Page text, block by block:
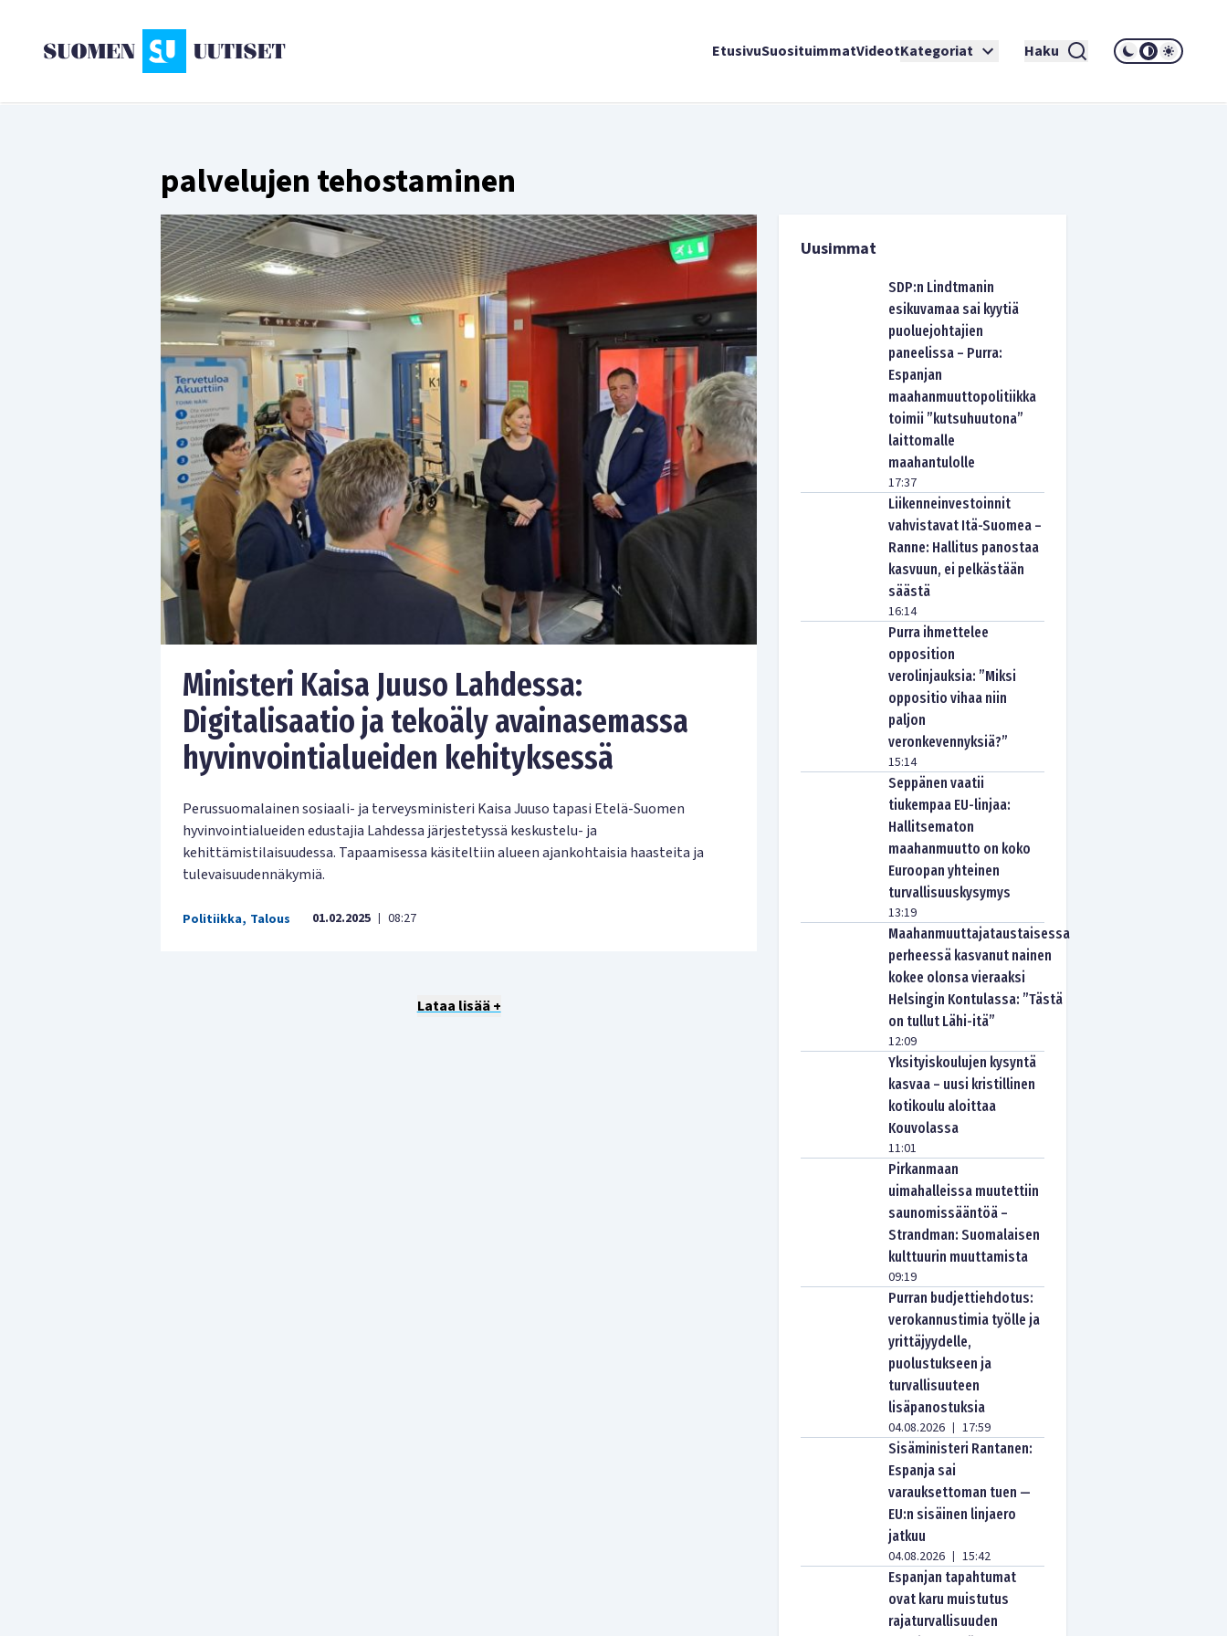
EtusivuSuosituimmatVideotKategoriat Haku
palvelujen tehostaminen
Ministeri Kaisa Juuso Lahdessa:
Digitalisaatio ja tekoäly avainasemassa
hyvinvointialueiden kehityksessä
Perussuomalainen sosiaali- ja terveysministeri Kaisa Juuso tapasi Etelä-Suomen
hyvinvointialueiden edustajia Lahdessa järjestetyssä keskustelu- ja
kehittämistilaisuudessa. Tapaamisessa käsiteltiin alueen ajankohtaisia haasteita ja
tulevaisuudennäkymiä.
Politiikka, Talous 01.02.2025 | 08:27
Lataa lisää +
Uusimmat
SDP:n Lindtmanin
esikuvamaa sai kyytiä
puoluejohtajien
paneelissa – Purra:
Espanjan
maahanmuuttopolitiikka
toimii ”kutsuhuutona”
laittomalle
maahantulolle
17:37
Liikenneinvestoinnit
vahvistavat Itä-Suomea –
Ranne: Hallitus panostaa
kasvuun, ei pelkästään
säästä
16:14
Purra ihmettelee
opposition
verolinjauksia: ”Miksi
oppositio vihaa niin
paljon
veronkevennyksiä?”
15:14
Seppänen vaatii
tiukempaa EU-linjaa:
Hallitsematon
maahanmuutto on koko
Euroopan yhteinen
turvallisuuskysymys
13:19
Maahanmuuttajataustaisessa
perheessä kasvanut nainen
kokee olonsa vieraaksi
Helsingin Kontulassa: ”Tästä
on tullut Lähi-itä”
12:09
Yksityiskoulujen kysyntä
kasvaa – uusi kristillinen
kotikoulu aloittaa
Kouvolassa
11:01
Pirkanmaan
uimahalleissa muutettiin
saunomissääntöä –
Strandman: Suomalaisen
kulttuurin muuttamista
09:19
Purran budjettiehdotus:
verokannustimia työlle ja
yrittäjyydelle,
puolustukseen ja
turvallisuuteen
lisäpanostuksia
04.08.2026 | 17:59
Sisäministeri Rantanen:
Espanja sai
varauksettoman tuen —
EU:n sisäinen linjaero
jatkuu
04.08.2026 | 15:42
Espanjan tapahtumat
ovat karu muistutus
rajaturvallisuuden